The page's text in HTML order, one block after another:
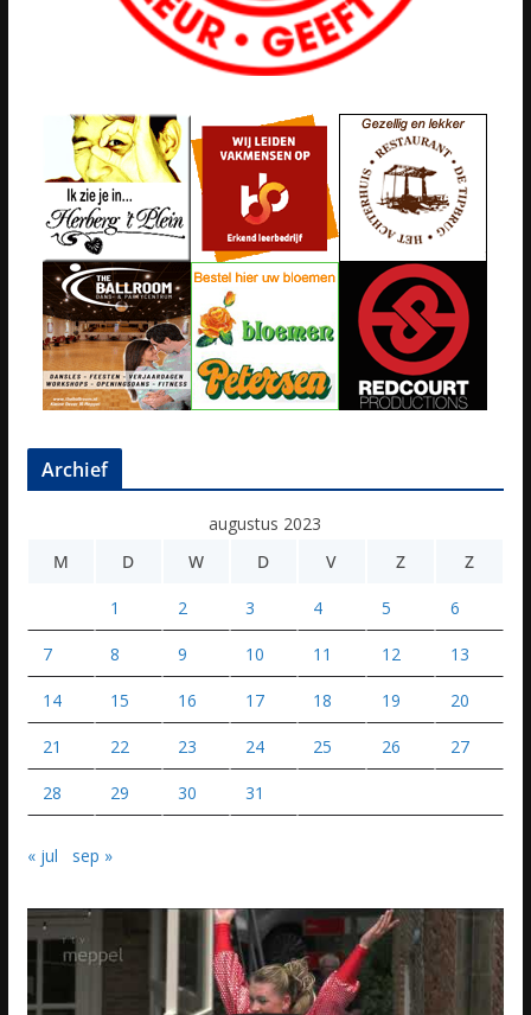
Archief
augustus 2023
M
D W D V Z Z
1 2 3 4 5 6
7 8 9 10 11 12 13
14 15 16 17 18 19 20
21 22 23 24 25 26 27
28 29 30 31
« jul sep »